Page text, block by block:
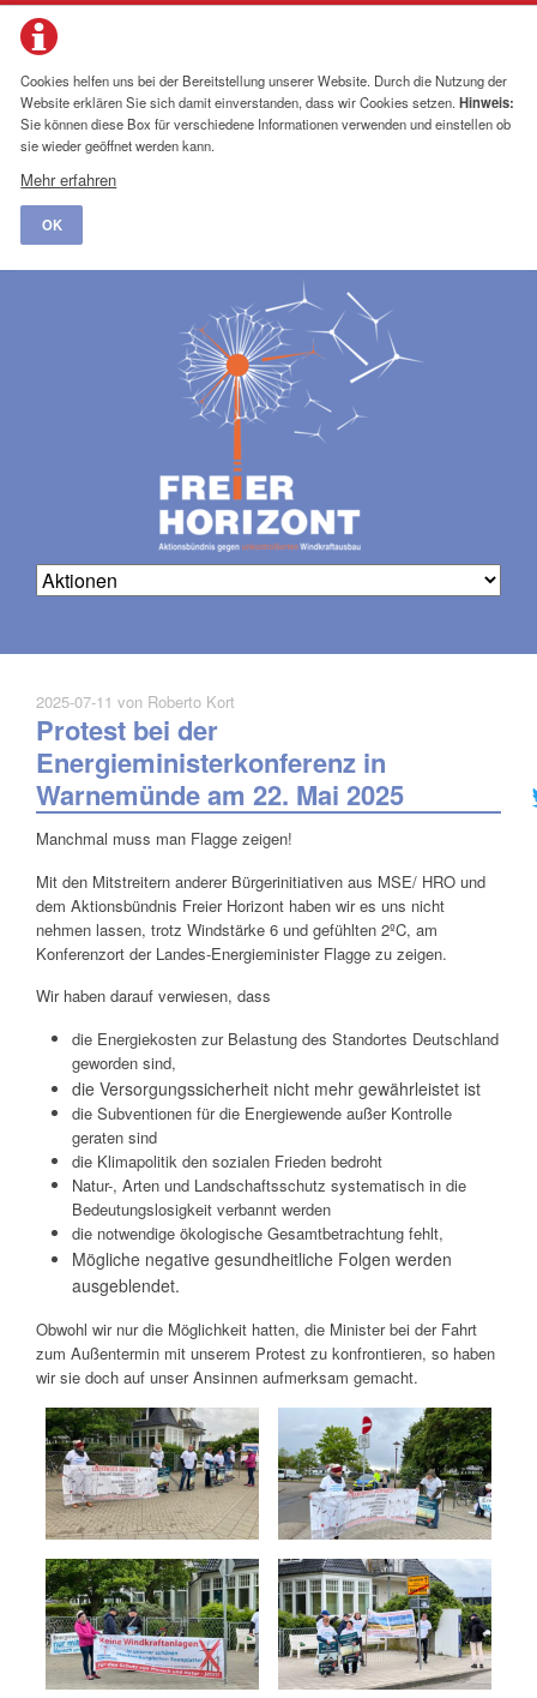
Cookies helfen uns bei der Bereitstellung unserer Website. Durch die Nutzung der
Website erklären Sie sich damit einverstanden, dass wir Cookies setzen.Hinweis:
Sie können diese Box für verschiedene Informationen verwenden und einstellen ob
sie wieder geöffnet werden kann.
Mehr erfahren
OK
2025-07-11 von Roberto Kort
Protest bei der
Energieministerkonferenz in
Warnemünde am 22. Mai 2025
Manchmal muss man Flagge zeigen!
Mit den Mitstreitern anderer Bürgerinitiativen aus MSE/ HRO und
dem Aktionsbündnis Freier Horizont haben wir es uns nicht
nehmen lassen, trotz Windstärke 6 und gefühlten 2ºC, am
Konferenzort der Landes-Energieminister Flagge zu zeigen.
Wir haben darauf verwiesen, dass
die Energiekosten zur Belastung des Standortes Deutschland
geworden sind,
die Versorgungssicherheit nicht mehr gewährleistet ist
die Subventionen für die Energiewende außer Kontrolle
geraten sind
die Klimapolitik den sozialen Frieden bedroht
Natur-, Arten und Landschaftsschutz systematisch in die
Bedeutungslosigkeit verbannt werden
die notwendige ökologische Gesamtbetrachtung fehlt,
Mögliche negative gesundheitliche Folgen werden
ausgeblendet.
Obwohl wir nur die Möglichkeit hatten, die Minister bei der Fahrt
zum Außentermin mit unserem Protest zu konfrontieren, so haben
wir sie doch auf unser Ansinnen aufmerksam gemacht.